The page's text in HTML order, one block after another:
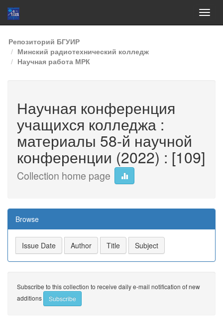
Skip
navigation
Репозиторий БГУИР
Минский радиотехнический колледж
Научная работа МРК
Научная конференция
учащихся колледжа :
материалы 58-й научной
конференции (2022) : [109]
Collection home page
Browse
Subscribe to this collection to receive daily e-mail notification of new
additions